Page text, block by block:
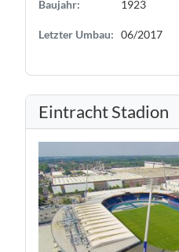
Baujahr: 1923
Letzter Umbau: 06/2017
Eintracht Stadion